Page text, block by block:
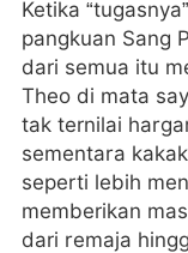
Ketika
pangkuan Sang
dari semua itu
Theo di mata
tak ternilai
sementara
seperti lebih
memberikan
dari remaja